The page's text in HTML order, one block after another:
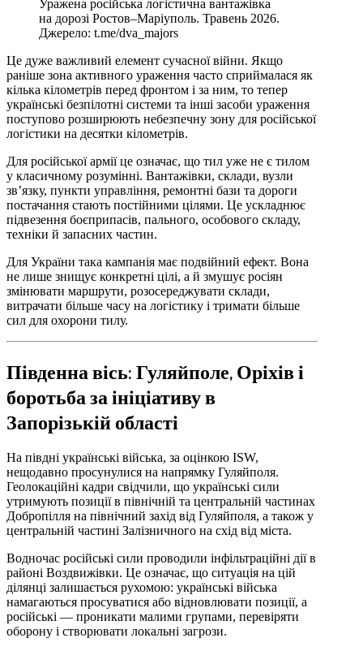
Уражена російська логістична вантажівка
на дорозі Ростов–Маріуполь. Травень 2026.
Джерело: t.me/dva_majors
Це дуже важливий елемент сучасної війни. Якщо
раніше зона активного ураження часто сприймалася як
кілька кілометрів перед фронтом і за ним, то тепер
українські безпілотні системи та інші засоби ураження
поступово розширюють небезпечну зону для російської
логістики на десятки кілометрів.
Для російської армії це означає, що тил уже не є тилом
у класичному розумінні. Вантажівки, склади, вузли
зв’язку, пункти управління, ремонтні бази та дороги
постачання стають постійними цілями. Це ускладнює
підвезення боєприпасів, пального, особового складу,
техніки й запасних частин.
Для України така кампанія має подвійний ефект. Вона
не лише знищує конкретні цілі, а й змушує росіян
змінювати маршрути, розосереджувати склади,
витрачати більше часу на логістику і тримати більше
сил для охорони тилу.
Південна вісь: Гуляйполе, Оріхів і
боротьба за ініціативу в
Запорізькій області
На півдні українські війська, за оцінкою ISW,
нещодавно просунулися на напрямку Гуляйполя.
Геолокаційні кадри свідчили, що українські сили
утримують позиції в північній та центральній частинах
Добропілля на північний захід від Гуляйполя, а також у
центральній частині Залізничного на схід від міста.
Водночас російські сили проводили інфільтраційні дії в
районі Воздвижівки. Це означає, що ситуація на цій
ділянці залишається рухомою: українські війська
намагаються просуватися або відновлювати позиції, а
російські — проникати малими групами, перевіряти
оборону і створювати локальні загрози.